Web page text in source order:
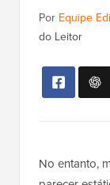
Por Equipe
do Leitor
No entanto,